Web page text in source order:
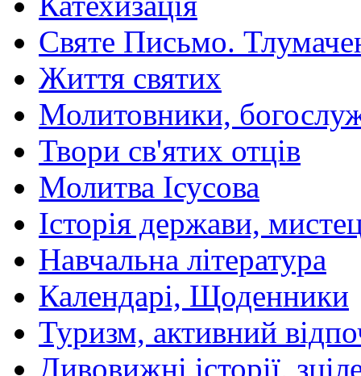
Святе Письмо.
Життя святих
Молитовники,
Твори св'ятих отців
Молитва Ісусова
Історія держави,
Навчальна література
Календарі, Щоденники
Туризм, активний
Дивовижні історії,